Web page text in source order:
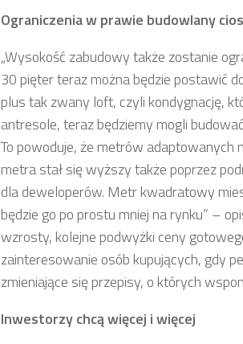
Ograniczenia w prawie budowlany
„Wysokość zabudowy także zostanie
30 pięter teraz można będzie postawić
plus tak zwany loft, czyli kondygnację,
antresole, teraz będziemy mogli
To powoduje, że metrów adaptowanych
metra stał się wyższy także poprzez
dla deweloperów. Metr kwadratowy
będzie go po prostu mniej na rynku” –
wzrosty, kolejne podwyżki ceny
zainteresowanie osób kupujących, gdy
zmieniające się przepisy, o których
Inwestorzy chcą więcej i więcej